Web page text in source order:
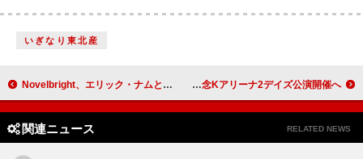
いぎなり東北産
Novelbright、エリック・ナムとのコラボ曲「Everywhere I Go」配信リリース決定 Eve、ニューアルバム『Under Blue』リリース記念Kアリーナ2デイズ公演開催へ
関連ニュース RELATED NEWS